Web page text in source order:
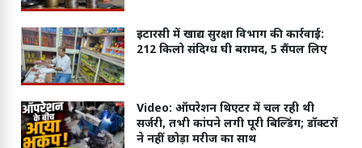
इटारसी में खाद्य सुरक्षा विभाग की कार्रवाई:
212 किलो संदिग्ध घी बरामद, 5 सैंपल लिए
Video: ऑपरेशन थिएटर में चल रही थी
सर्जरी, तभी कांपने लगी पूरी बिल्डिंग; डॉक्टरों
ने नहीं छोड़ा मरीज का साथ